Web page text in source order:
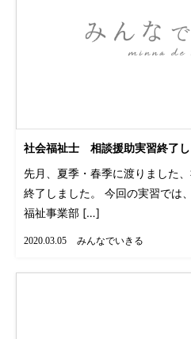
社会福祉士 相談援助実習終了し
先月、夏季・春季に渡りました
終了しました。 今回の実習では
福祉事業部 […]
2020.03.05 みんなでいきる